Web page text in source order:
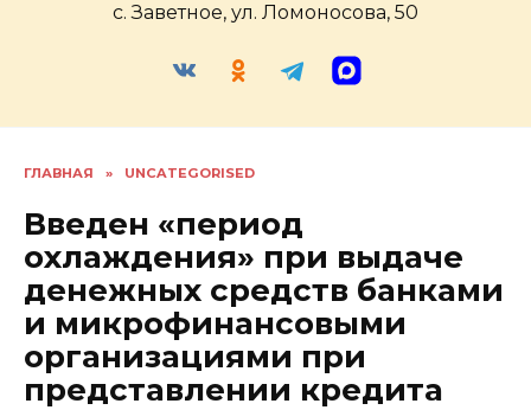
с. Заветное, ул. Ломоносова, 50
ГЛАВНАЯ » UNCATEGORISED
Введен «период
охлаждения» при выдаче
денежных средств банками
и микрофинансовыми
организациями при
представлении кредита